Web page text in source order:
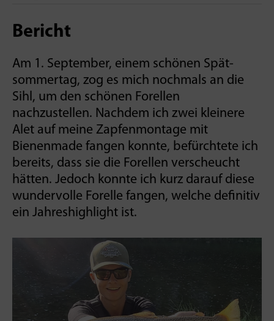
Bericht
Am 1. September, einem schönen Spät­
sommer­tag, zog es mich nochmals an die
Sihl, um den schönen Forellen
nachzustellen. Nachdem ich zwei kleinere
Alet auf meine Zapfenmontage mit
Bienenmade fangen konnte, befürchtete ich
bereits, dass sie die Forellen verscheucht
hätten. Jedoch konnte ich kurz darauf diese
wundervolle Forelle fangen, welche definitiv
ein Jahreshighlight ist.